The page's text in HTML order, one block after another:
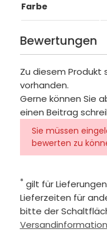
Farbe
Bewertungen
Zu diesem Produkt
vorhanden.
Gerne können Sie
einen Beitrag
Sie müssen
bewerten zu
* gilt für
Lieferzeiten für
bitte der